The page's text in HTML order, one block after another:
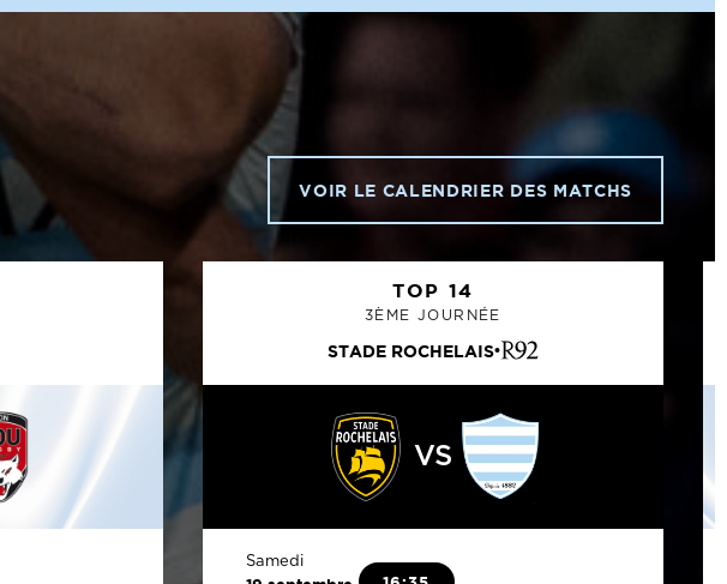
VOIR LE CALENDRIER DES MATCHS
TOP 14
3ÈME JOURNÉE
STADE ROCHELAIS
VS
Samedi